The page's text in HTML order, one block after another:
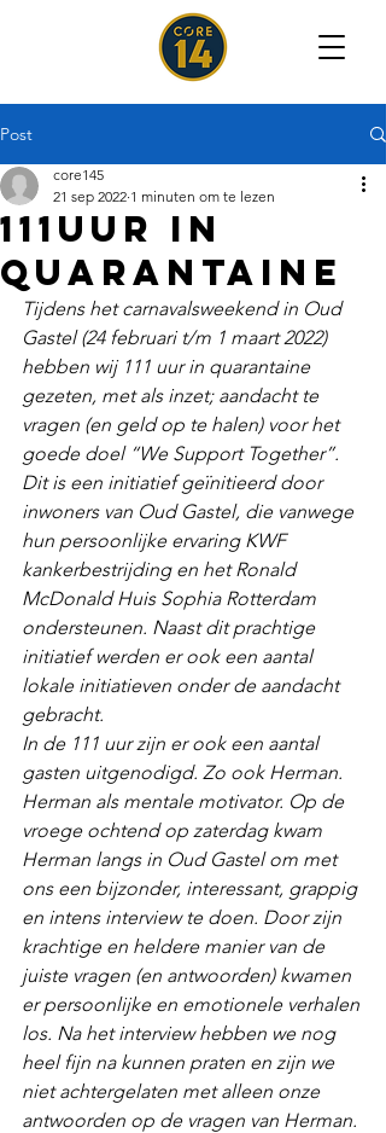
Post
111uur in
quarantaine
core145
21 sep 2022 1 minuten om te lezen
Tijdens het carnavalsweekend in Oud
Gastel (24 februari t/m 1 maart 2022)
hebben wij 111 uur in quarantaine
gezeten, met als inzet; aandacht te
vragen (en geld op te halen) voor het
goede doel “We Support Together”.
Dit is een initiatief geïnitieerd door
inwoners van Oud Gastel, die vanwege
hun persoonlijke ervaring KWF
kankerbestrijding en het Ronald
McDonald Huis Sophia Rotterdam
ondersteunen. Naast dit prachtige
initiatief werden er ook een aantal
lokale initiatieven onder de aandacht
gebracht.
In de 111 uur zijn er ook een aantal
gasten uitgenodigd. Zo ook Herman.
Herman als mentale motivator. Op de
vroege ochtend op zaterdag kwam
Herman langs in Oud Gastel om met
ons een bijzonder, interessant, grappig
en intens interview te doen. Door zijn
krachtige en heldere manier van de
juiste vragen (en antwoorden) kwamen
er persoonlijke en emotionele verhalen
los. Na het interview hebben we nog
heel fijn na kunnen praten en zijn we
niet achtergelaten met alleen onze
antwoorden op de vragen van Herman.